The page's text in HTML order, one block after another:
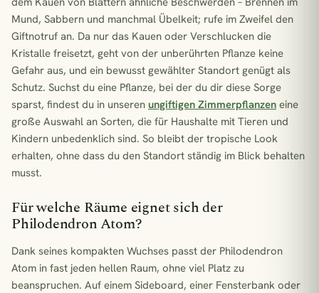
Mund, Sabbern und manchmal Übelkeit; rufe im Zweifel den
Giftnotruf an. Da nur das Kauen oder Verschlucken die
Kristalle freisetzt, geht von der unberührten Pflanze keine
Gefahr aus, und ein bewusst gewählter Standort genügt als
Schutz. Suchst du eine Pflanze, bei der du dir diese Sorge
sparst, findest du in unseren ungiftigen Zimmerpflanzen eine
große Auswahl an Sorten, die für Haushalte mit Tieren und
Kindern unbedenklich sind. So bleibt der tropische Look
erhalten, ohne dass du den Standort ständig im Blick behalten
musst.
Für welche Räume eignet sich der
Philodendron Atom?
Dank seines kompakten Wuchses passt der Philodendron
Atom in fast jeden hellen Raum, ohne viel Platz zu
beanspruchen. Auf einem Sideboard, einer Fensterbank oder